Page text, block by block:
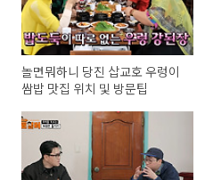
놀면뭐하니 당진 삽교호 우렁이
쌈밥 맛집 위치 및 방문팁